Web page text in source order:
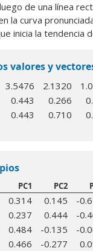
de una línea
la curva
inicia la tendencia
valores y
3.5476 2.1320
0.443 0.266
0.443 0.710
PC1 PC2
0.314 0.145 -
0.237 0.444 -
0.484 -0.135 -
0.466 -0.277